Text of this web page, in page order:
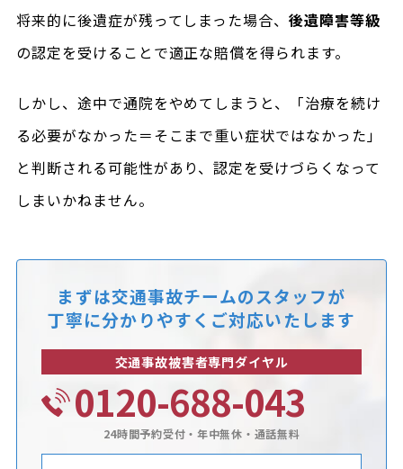
将来的に後遺症が残ってしまった場合、後遺障害等級
の認定を受けることで適正な賠償を得られます。
しかし、途中で通院をやめてしまうと、「治療を続け
る必要がなかった＝そこまで重い症状ではなかった」
と判断される可能性があり、認定を受けづらくなって
しまいかねません。
まずは交通事故チームのスタッフが
丁寧に分かりやすくご対応いたします
交通事故被害者専門ダイヤル
0120-688-043
24時間予約受付・年中無休・通話無料